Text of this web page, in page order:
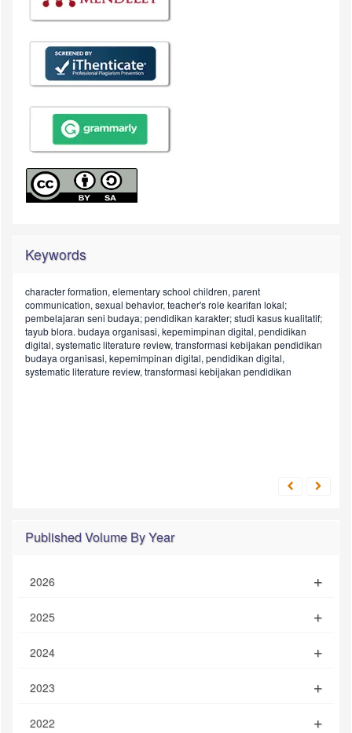
Keywords
character formation, elementary school children, parent
communication, sexual behavior, teacher's role kearifan lokal;
pembelajaran seni budaya; pendidikan karakter; studi kasus kualitatif;
tayub blora. budaya organisasi, kepemimpinan digital, pendidikan
digital, systematic literature review, transformasi kebijakan pendidikan
budaya organisasi, kepemimpinan digital, pendidikan digital,
systematic literature review, transformasi kebijakan pendidikan
Published Volume By Year
2026
2025
2024
2023
2022